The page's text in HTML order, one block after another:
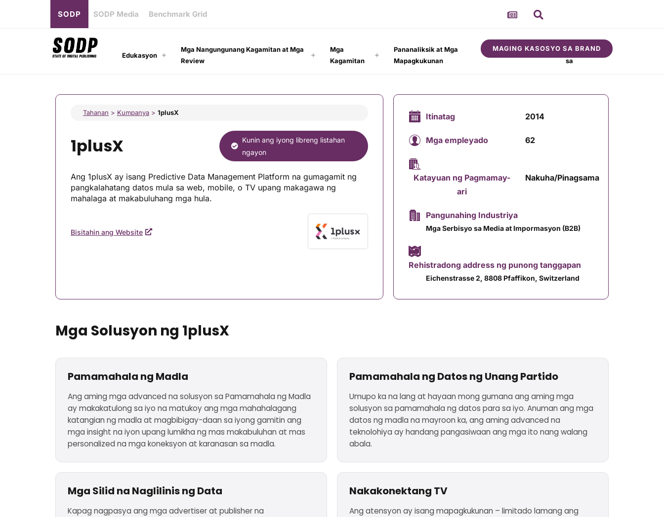
SODP SODP Media Benchmark Grid
Edukasyon
Mga Nangungunang Kagamitan at Mga
Review
Mga
Kagamitan
Pananaliksik at Mga
Mapagkukunan
Tungkol
sa
MAGING KASOSYO SA BRAND
Tahanan > Kumpanya > 1plusX
1plusX
Kunin ang iyong libreng listahan
ngayon
Ang 1plusX ay isang Predictive Data Management Platform na gumagamit ng
pangkalahatang datos mula sa web, mobile, o TV upang makagawa ng
mahalaga at makabuluhang mga hula.
Bisitahin ang Website
Itinatag 2014
Mga empleyado 62
Katayuan ng Pagmamay-
ari
Nakuha/Pinagsama
Pangunahing Industriya
Mga Serbisyo sa Media at Impormasyon (B2B)
Rehistradong address ng punong tanggapan
Eichenstrasse 2, 8808 Pfaffikon, Switzerland
Mga Solusyon ng 1plusX
Pamamahala ng Madla
Ang aming mga advanced na solusyon sa Pamamahala ng Madla
ay makakatulong sa iyo na matukoy ang mga mahahalagang
katangian ng madla at magbibigay-daan sa iyong gamitin ang
mga insight na iyon upang lumikha ng mas makabuluhan at mas
personalized na mga koneksyon at karanasan sa madla.
Pamamahala ng Datos ng Unang Partido
Umupo ka na lang at hayaan mong gumana ang aming mga
solusyon sa pamamahala ng datos para sa iyo. Anuman ang mga
datos ng madla na mayroon ka, ang aming advanced na
teknolohiya ay handang pangasiwaan ang mga ito nang walang
abala.
Mga Silid na Naglilinis ng Data
Kapag nagpasya ang mga advertiser at publisher na
Nakakonektang TV
Ang atensyon ay isang mapagkukunan – limitado lamang ang